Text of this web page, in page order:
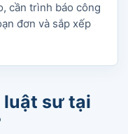
cần trình báo công
đơn và sắp xếp
luật sư tại